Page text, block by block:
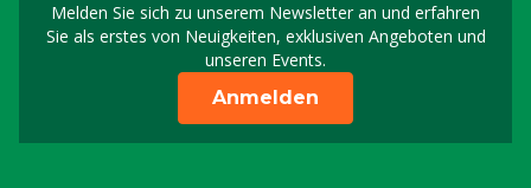
Melden Sie sich zu unserem Newsletter an und erfahren
Sie als erstes von Neuigkeiten, exklusiven Angeboten und
unseren Events.
Melden Sie sich für
Anmelden